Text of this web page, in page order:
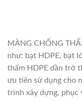
MÀNG CHỐNG
như: bạt HDPE, bạt
thấm HDPE dần trở
ưu tiên sử dụng cho
trình xây dựng, phục